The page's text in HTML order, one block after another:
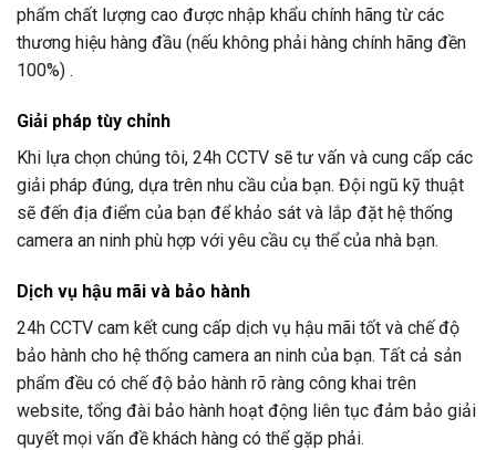
phẩm chất lượng cao được nhập khẩu chính hãng từ các
thương hiệu hàng đầu (nếu không phải hàng chính hãng đền
100%) .
Giải pháp tùy chỉnh
Khi lựa chọn chúng tôi, 24h CCTV sẽ tư vấn và cung cấp các
giải pháp đúng, dựa trên nhu cầu của bạn. Đội ngũ kỹ thuật
sẽ đến địa điểm của bạn để khảo sát và lắp đặt hệ thống
camera an ninh phù hợp với yêu cầu cụ thể của nhà bạn.
Dịch vụ hậu mãi và bảo hành
24h CCTV cam kết cung cấp dịch vụ hậu mãi tốt và chế độ
bảo hành cho hệ thống camera an ninh của bạn. Tất cả sản
phẩm đều có chế độ bảo hành rõ ràng công khai trên
website, tổng đài bảo hành hoạt động liên tục đảm bảo giải
quyết mọi vấn đề khách hàng có thể gặp phải.